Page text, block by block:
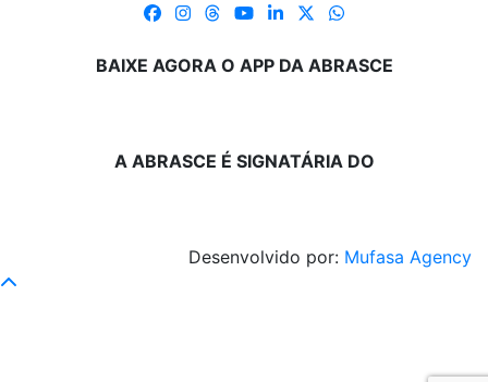
BAIXE AGORA O APP DA ABRASCE
A ABRASCE É SIGNATÁRIA DO
Desenvolvido por: Mufasa Agency